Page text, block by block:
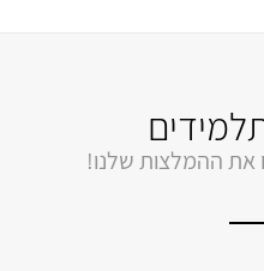
את ההמלצות שלנו!